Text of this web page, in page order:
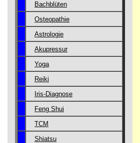
Bachblüten
Osteopathie
Astrologie
Akupressur
Yoga
Reiki
Iris-Diagnose
Feng Shui
TCM
Shiatsu